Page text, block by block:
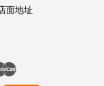
面地址
Master